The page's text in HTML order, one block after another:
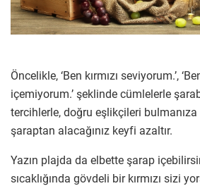
Öncelikle, ‘Ben kırmızı seviyorum.’,
içemiyorum.’ şeklinde cümlelerle
tercihlerle, doğru eşlikçileri
şaraptan alacağınız keyfi azaltır.
Yazın plajda da elbette şarap
sıcaklığında gövdeli bir kırmızı sizi